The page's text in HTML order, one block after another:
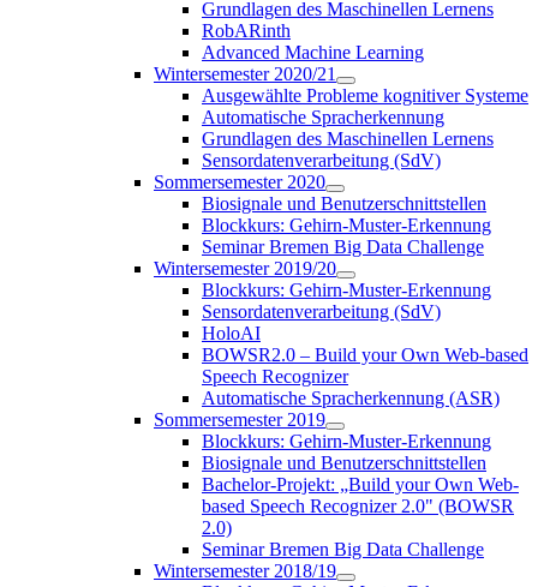
Grundlagen des Maschinellen Lernens
RobARinth
Advanced Machine Learning
Wintersemester 2020/21
Ausgewählte Probleme kognitiver Systeme
Automatische Spracherkennung
Grundlagen des Maschinellen Lernens
Sensordatenverarbeitung (SdV)
Sommersemester 2020
Biosignale und Benutzerschnittstellen
Blockkurs: Gehirn-Muster-Erkennung
Seminar Bremen Big Data Challenge
Wintersemester 2019/20
Blockkurs: Gehirn-Muster-Erkennung
Sensordatenverarbeitung (SdV)
HoloAI
BOWSR2.0 – Build your Own Web-based
Speech Recognizer
Automatische Spracherkennung (ASR)
Sommersemester 2019
Blockkurs: Gehirn-Muster-Erkennung
Biosignale und Benutzerschnittstellen
Bachelor-Projekt: „Build your Own Web-
based Speech Recognizer 2.0" (BOWSR
2.0)
Seminar Bremen Big Data Challenge
Wintersemester 2018/19